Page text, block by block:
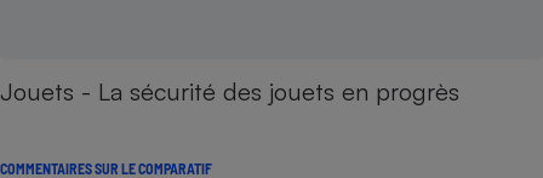
Jouets - La sécurité des jouets en progrès
COMMENTAIRES SUR LE COMPARATIF